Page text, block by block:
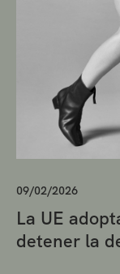
09/02/2026
La UE
detener la